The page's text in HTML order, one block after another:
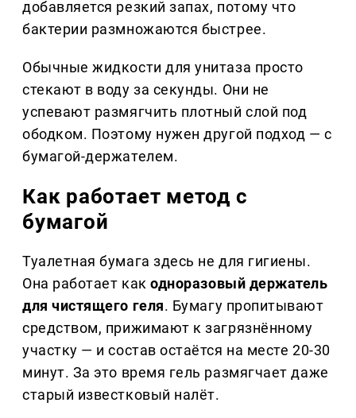
добавляется резкий запах, потому что
бактерии размножаются быстрее.
Обычные жидкости для унитаза просто
стекают в воду за секунды. Они не
успевают размягчить плотный слой под
ободком. Поэтому нужен другой подход — с
бумагой-держателем.
Как работает метод с
бумагой
Туалетная бумага здесь не для гигиены.
Она работает какодноразовый держатель
для чистящего геля. Бумагу пропитывают
средством, прижимают к загрязнённому
участку — и состав остаётся на месте 20-30
минут. За это время гель размягчает даже
старый известковый налёт.